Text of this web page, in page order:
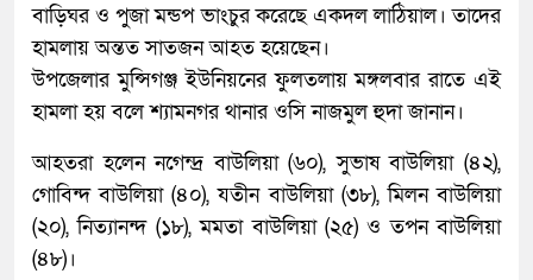
বাড়িঘর ও পুজা মন্ডপ ভাংচুর করেছে একদল লাঠিয়াল। তাদের
হামলায় অন্তত সাতজন আহত হয়েছেন।
উপজেলার মুন্সিগঞ্জ ইউনিয়নের ফুলতলায় মঙ্গলবার রাতে এই
হামলা হয় বলে শ্যামনগর থানার ওসি নাজমুল হুদা জানান।
আহতরা হলেন নগেন্দ্র বাউলিয়া (৬০), সুভাষ বাউলিয়া (৪২),
গোবিন্দ বাউলিয়া (৪০), যতীন বাউলিয়া (৩৮), মিলন বাউলিয়া
(২০), নিত্যানন্দ (১৮), মমতা বাউলিয়া (২৫) ও তপন বাউলিয়া
(৪৮)।